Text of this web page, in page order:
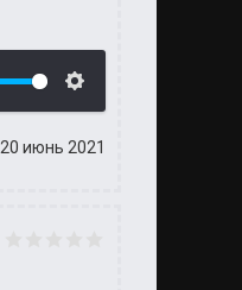
20 июнь 2021